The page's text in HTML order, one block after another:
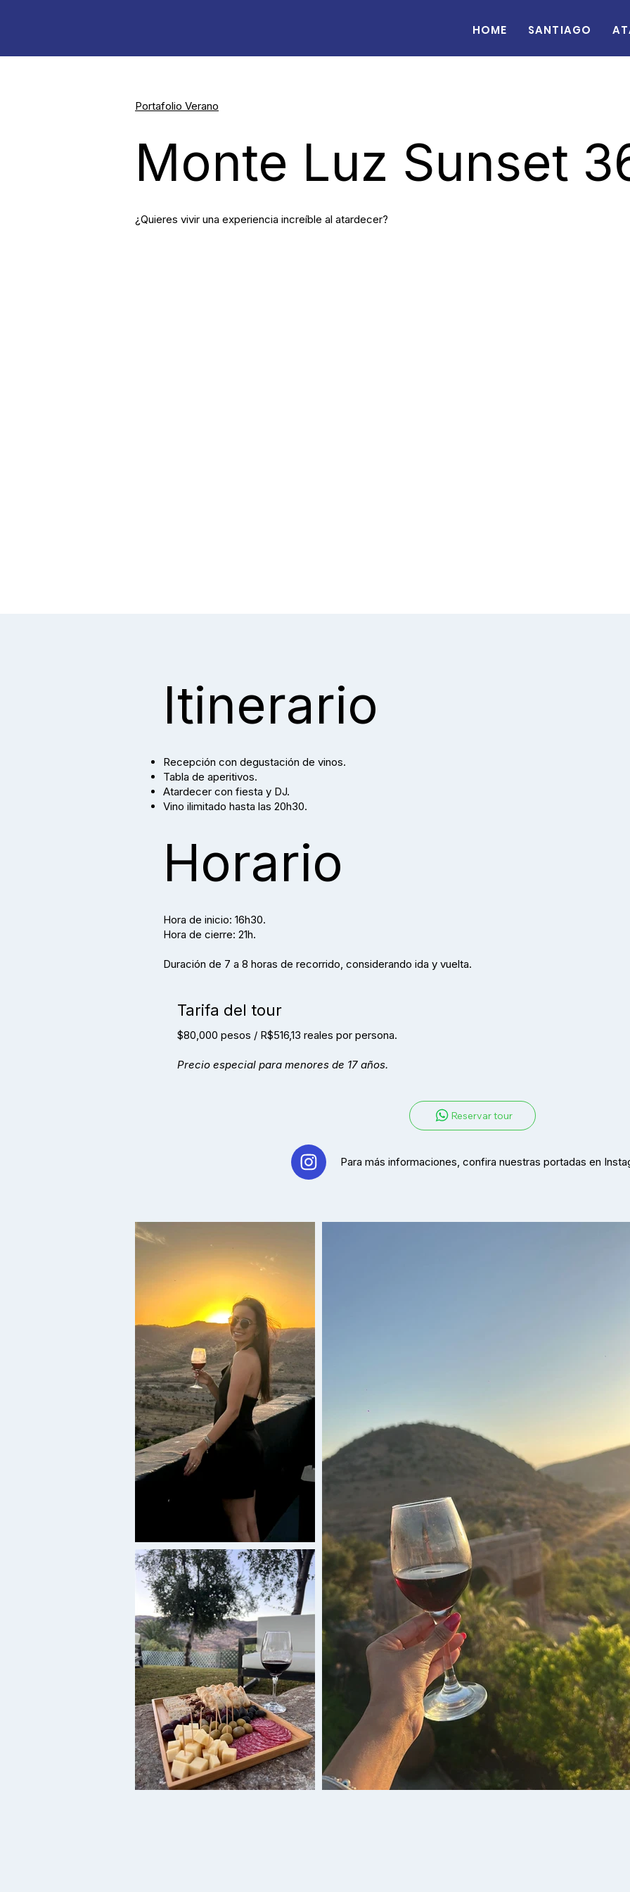
Home Santiago
Portafolio Verano
Monte Luz Sunset
¿Quieres vivir una experiencia increíble al atardecer?
Itinerario
Recepción con degustación de vinos.
Tabla de aperitivos.
Atardecer con fiesta y DJ.
Vino ilimitado hasta las 20h30.
Horario
Hora de inicio: 16h30.
Hora de cierre: 21h.
Duración de 7 a 8 horas de recorrido, considerando ida y vuelta.
Tarifa del tour
$80,000 pesos / R$516,13 reales por persona.
Precio especial para menores de 17 años.
Reservar tour
Para más informaciones, confira nuestras portadas en